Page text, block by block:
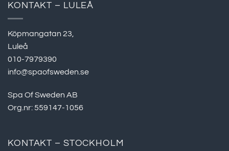
KONTAKT – LULEÅ
Köpmangatan 23,
Luleå
010-7979390
info@spaofsweden.se
Spa Of Sweden AB
Org.nr: 559147-1056
KONTAKT – STOCKHOLM